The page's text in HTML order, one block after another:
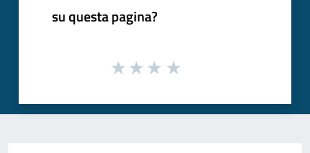
su questa pagina?